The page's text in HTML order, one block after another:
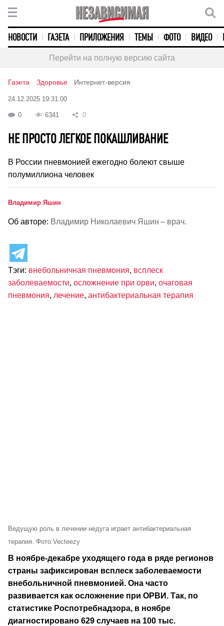
НОВОСТИ ГАЗЕТА ПРИЛОЖЕНИЯ ТЕМЫ ФОТО ВИДЕО
Перейти на полную версию сайта
Газета Здоровье Интернет-версия
24.12.2025 19:31:00
0 6341 0
НЕ ПРОСТО ЛЕГКОЕ ПОКАШЛИВАНИЕ
В России пневмонией ежегодно болеют свыше
полумиллиона человек
Владимир Яшин
Об авторе: Владимир Николаевич Яшин – врач.
Тэги: внебольничная пневмония, всплеск
заболеваемости, осложнение при орви, очаговая
пневмония, лечение, антибактериальная терапия
Ведущую роль в лечении недуга играет антибактериальная
терапия. Фото Vecteezy
В ноябре-декабре уходящего года в ряде регионов
страны зафиксирован всплеск заболеваемости
внебольничной пневмонией. Она часто
развивается как осложнение при ОРВИ. Так, по
статистике Роспотребнадзора, в ноябре
диагностировано 629 случаев на 100 тыс.